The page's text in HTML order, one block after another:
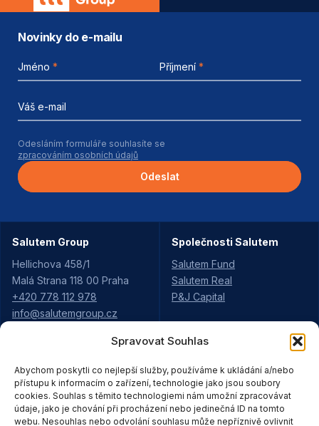
Spravovat Souhlas
Abychom poskytli co nejlepší služby, používáme k ukládání a/nebo
přístupu k informacím o zařízení, technologie jako jsou soubory
cookies. Souhlas s těmito technologiemi nám umožní zpracovávat
údaje, jako je chování při procházení nebo jedinečná ID na tomto
webu. Nesouhlas nebo odvolání souhlasu může nepříznivě ovlivnit
Novinky do e-mailu
Jméno * Příjmení *
Váš e-mail
Odesláním formuláře souhlasíte se
zpracováním osobních údajů
Odeslat
Salutem Group
Hellichova 458/1
Malá Strana 118 00 Praha
+420 778 112 978
info@salutemgroup.cz
Společnosti Salutem
Salutem Fund
Salutem Real
P&J Capital
Kariéra
Pro partnery
Strategie
Údolí Rejhotice
Pod Vyhlídkou
Moravská Třebová